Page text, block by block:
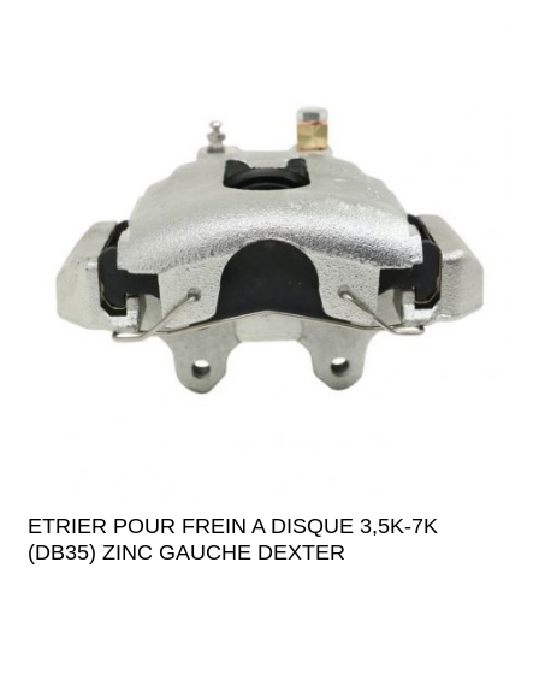
ETRIER POUR FREIN A DISQUE 3,5K-7K
(DB35) ZINC GAUCHE DEXTER